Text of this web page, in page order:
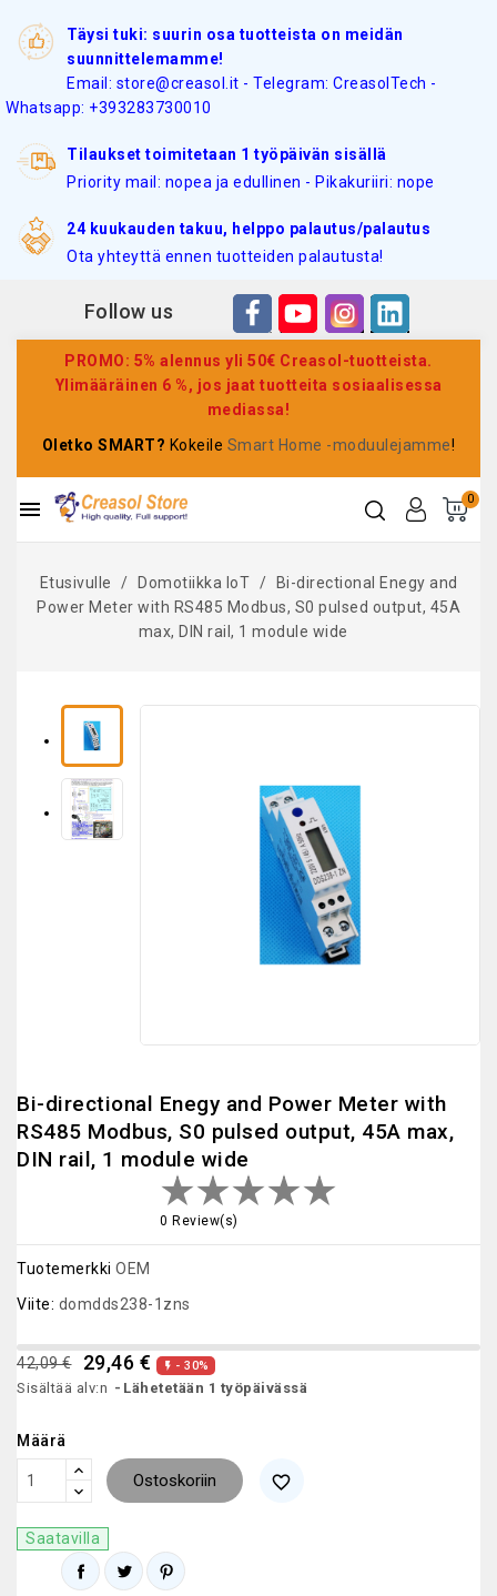
Täysi tuki: suurin osa tuotteista on meidän
suunnittelemamme!
Email: store@creasol.it - Telegram: CreasolTech -
Whatsapp: +393283730010
Tilaukset toimitetaan 1 työpäivän sisällä
Priority mail: nopea ja edullinen - Pikakuriiri: nope
24 kuukauden takuu, helppo palautus/palautus
Ota yhteyttä ennen tuotteiden palautusta!
Follow us
PROMO: 5% alennus yli 50€ Creasol-tuotteista.
Ylimääräinen 6 %, jos jaat tuotteita sosiaalisessa
mediassa!
Oletko SMART? Kokeile Smart Home -moduulejamme!
0

Etusivulle Domotiikka IoT
Bi-directional Enegy and
Power Meter with RS485 Modbus, S0 pulsed output, 45A
max, DIN rail, 1 module wide
Bi-directional Enegy and Power Meter with
RS485 Modbus, S0 pulsed output, 45A max,
DIN rail, 1 module wide
0 Review(s)
Tuotemerkki OEM
Viite: domdds238-1zns
42,09 € 29,46 €  - 30%
Sisältää alv:n Lähetetään 1 työpäivässä
Määrä
Ostoskoriin favorite_border
Saatavilla